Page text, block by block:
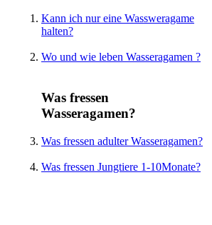
Kann ich nur eine Wassweragame
halten?
Wo und wie leben Wasseragamen ?
Was fressen
Wasseragamen?
Was fressen adulter Wasseragamen?
Was fressen Jungtiere 1-10Monate?